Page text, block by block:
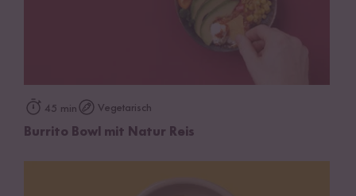
45 min Vegetarisch
Burrito Bowl mit Natur Reis